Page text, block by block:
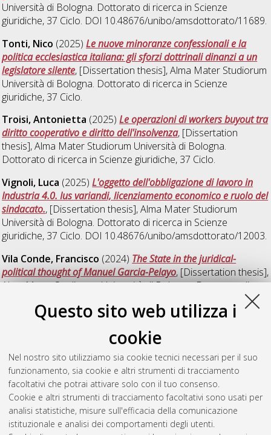
Questo sito web utilizza i
cookie
Nel nostro sito utilizziamo sia cookie tecnici necessari per il suo
funzionamento, sia cookie e altri strumenti di tracciamento
facoltativi che potrai attivare solo con il tuo consenso.
Cookie e altri strumenti di tracciamento facoltativi sono usati per
analisi statistiche, misure sull'efficacia della comunicazione
istituzionale e analisi dei comportamenti degli utenti.
Università di Bologna. Dottorato di ricerca in Scienze
giuridiche, 37 Ciclo. DOI 10.48676/unibo/amsdottorato/11689.
Tonti, Nico (2025)Le nuove minoranze confessionali e la
politica ecclesiastica italiana: gli sforzi dottrinali dinanzi a un
legislatore silente, [Dissertation thesis], Alma Mater Studiorum
Università di Bologna. Dottorato di ricerca in Scienze
giuridiche, 37 Ciclo.
Troisi, Antonietta (2025)Le operazioni di workers buyout tra
diritto cooperativo e diritto dell'insolvenza, [Dissertation
thesis], Alma Mater Studiorum Università di Bologna.
Dottorato di ricerca in Scienze giuridiche, 37 Ciclo.
Vignoli, Luca (2025)L'oggetto dell'obbligazione di lavoro in
Industria 4.0. Ius variandi, licenziamento economico e ruolo del
sindacato., [Dissertation thesis], Alma Mater Studiorum
Università di Bologna. Dottorato di ricerca in Scienze
giuridiche, 37 Ciclo. DOI 10.48676/unibo/amsdottorato/12003.
Vila Conde, Francisco (2024) The State in the juridical-
political thought of Manuel Garcia-Pelayo, [Dissertation thesis],
Alma Mater Studiorum Università di Bologna. Dottorato di
Zanelli, Dario(2024) Le nuove frontiere della perequazione
urbanistica tra tutela del suolo e rigenerazione urbana
[Dissertation thesis], Alma Mater Studiorum Università di
Bologna. Dottorato di ricerca inScienze giuridiche, 36 Ciclo.
DOI 10.48676/unibo/amsdottorato/11080.
Questa lista e' stata generata ilSat Aug 8 20:49:44 2026